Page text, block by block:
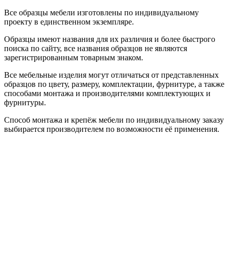
Все образцы мебели изготовлены по индивидуальному
проекту в единственном экземпляре.
Образцы имеют названия для их различия и более быстрого
поиска по сайту, все названия образцов не являются
зарегистрированным товарным знаком.
Все мебельные изделия могут отличаться от представленных
образцов по цвету, размеру, комплектации, фурнитуре, а также
способами монтажа и производителями комплектующих и
фурнитуры.
Способ монтажа и крепёж мебели по индивидуальному заказу
выбирается производителем по возможности её применения.